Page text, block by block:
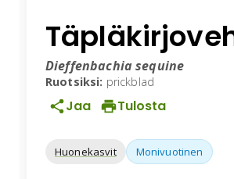
Dieffenbachia sequine
Ruotsiksi: prickblad
Jaa Tulosta
Huonekasvit Monivuotinen